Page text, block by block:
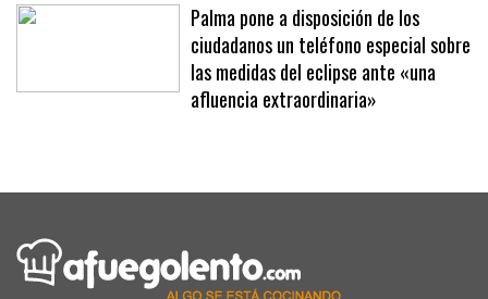
Palma pone a disposición de los
ciudadanos un teléfono especial sobre
las medidas del eclipse ante «una
afluencia extraordinaria»